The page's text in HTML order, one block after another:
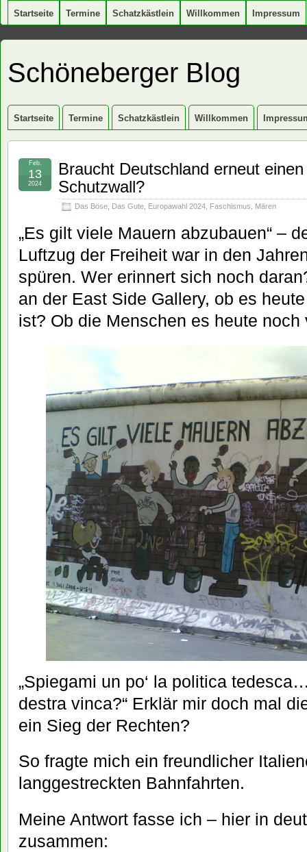
Startseite Termine Schatzkästlein Willkommen Impressum
Schöneberger Blog
Startseite Termine Schatzkästlein Willkommen
Braucht Deutschland erneut
Schutzwall?
Das Böse Das Gute Europawahl 2024 Faschismus Mären
Feb.
13
2024
„Es gilt viele Mauern abzubauen“ –
Luftzug der Freiheit war in den
spüren. Wer erinnert sich noch
an der East Side Gallery, ob es
ist? Ob die Menschen es heute noch
„Spiegami un po‘ la politica
destra vinca?“ Erklär mir doch mal
ein Sieg der Rechten?
So fragte mich ein freundlicher
langgestreckten Bahnfahrten.
Meine Antwort fasse ich – hier in
zusammen: